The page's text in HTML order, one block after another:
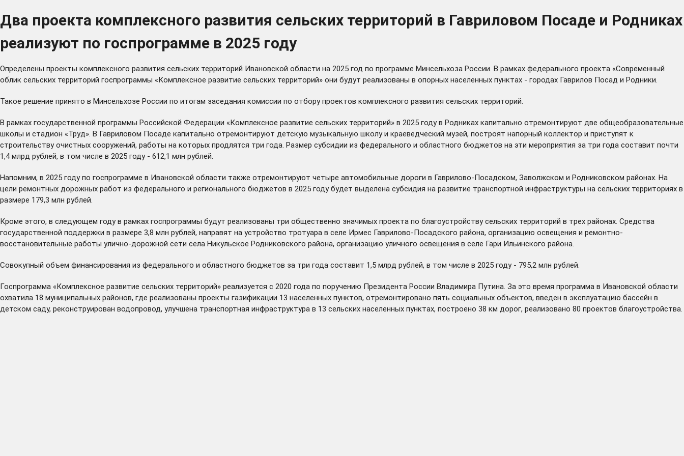
Два проекта комплексного развития сельских территорий в Гавриловом Посаде и Родниках
реализуют по госпрограмме в 2025 году
Определены проекты комплексного развития сельских территорий Ивановской области на 2025 год по программе Минсельхоза России. В рамках федерального проекта «Современный
облик сельских территорий госпрограммы «Комплексное развитие сельских территорий» они будут реализованы в опорных населенных пунктах - городах Гаврилов Посад и Родники.
Такое решение принято в Минсельхозе России по итогам заседания комиссии по отбору проектов комплексного развития сельских территорий.
В рамках государственной программы Российской Федерации «Комплексное развитие сельских территорий» в 2025 году в Родниках капитально отремонтируют две общеобразовательные
школы и стадион «Труд». В Гавриловом Посаде капитально отремонтируют детскую музыкальную школу и краеведческий музей, построят напорный коллектор и приступят к
строительству очистных сооружений, работы на которых продлятся три года. Размер субсидии из федерального и областного бюджетов на эти мероприятия за три года составит почти
1,4 млрд рублей, в том числе в 2025 году - 612,1 млн рублей.
Напомним, в 2025 году по госпрограмме в Ивановской области также отремонтируют четыре автомобильные дороги в Гаврилово-Посадском, Заволжском и Родниковском районах. На
цели ремонтных дорожных работ из федерального и регионального бюджетов в 2025 году будет выделена субсидия на развитие транспортной инфраструктуры на сельских территориях в
размере 179,3 млн рублей.
Кроме этого, в следующем году в рамках госпрограммы будут реализованы три общественно значимых проекта по благоустройству сельских территорий в трех районах. Средства
государственной поддержки в размере 3,8 млн рублей, направят на устройство тротуара в селе Ирмес Гаврилово-Посадского района, организацию освещения и ремонтно-
восстановительные работы улично-дорожной сети села Никульское Родниковского района, организацию уличного освещения в селе Гари Ильинского района.
Совокупный объем финансирования из федерального и областного бюджетов за три года составит 1,5 млрд рублей, в том числе в 2025 году - 795,2 млн рублей.
Госпрограмма «Комплексное развитие сельских территорий» реализуется с 2020 года по поручению Президента России Владимира Путина. За это время программа в Ивановской области
охватила 18 муниципальных районов, где реализованы проекты газификации 13 населенных пунктов, отремонтировано пять социальных объектов, введен в эксплуатацию бассейн в
детском саду, реконструирован водопровод, улучшена транспортная инфраструктура в 13 сельских населенных пунктах, построено 38 км дорог, реализовано 80 проектов благоустройства.